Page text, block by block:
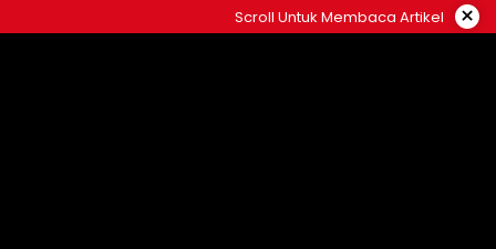
to
Scroll Untuk Membaca Artikel ×